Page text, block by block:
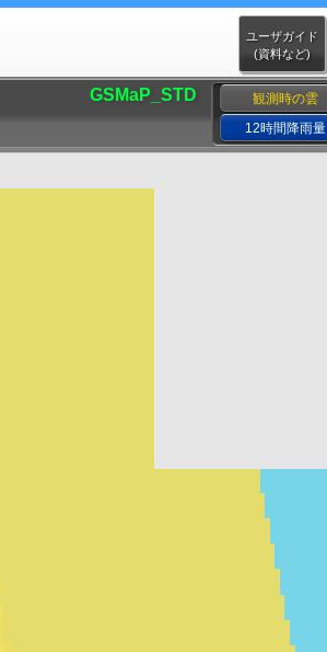
ユーザガイド
(資料など)
GSMaP_STD 観測時の雲
12時間降雨量